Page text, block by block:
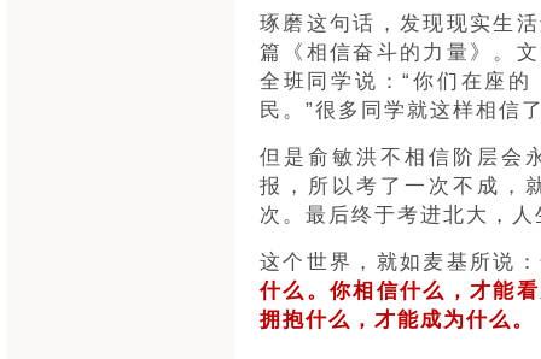
琢磨这句话，发现现实生
篇《相信奋斗的力量》。
全班同学说：“你们在座
民。”很多同学就这样相信
但是俞敏洪不相信阶层会
报，所以考了一次不成，
次。最后终于考进北大，
这个世界，就如麦基所说：
什么。你相信什么，才能
拥抱什么，才能成为什么。